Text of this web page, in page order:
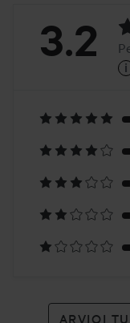
21
3.2
i
ARVIOI